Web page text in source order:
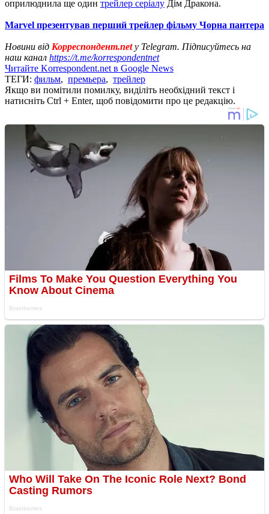
оприлюднила ще один трейлер серіалу Дім Дракона.
Marvel презентував перший трейлер фільму Чорна пантера
Новини від Корреспондент.netу Telegram. Підписуйтесь на
наш канал https://t.me/korrespondentnet
Читайте Korrespondent.net в Google News
ТЕГИ: фильм, премьера, трейлер
Якщо ви помітили помилку, виділіть необхідний текст і
натисніть Ctrl + Enter, щоб повідомити про це редакцію.